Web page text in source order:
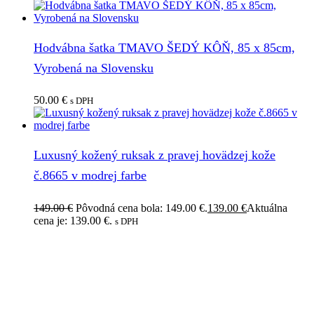
Hodvábna šatka TMAVO ŠEDÝ KÔŇ, 85 x 85cm,
Vyrobená na Slovensku
50.00 € s DPH
Luxusný kožený ruksak z pravej hovädzej kože
č.8665 v modrej farbe
149.00€ Pôvodná cena bola: 149.00 €.139.00 €Aktuálna
cena je: 139.00 €. s DPH